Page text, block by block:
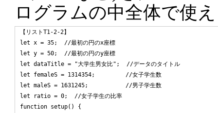
ログラムの中全体で使
【リストT1-2-2】
let x = 35;  //最初の円のx座標
let y = 50;  //最初の円のy座標
let dataTitle = "大学生男女比";  //データのタイトル
let femaleS = 1314354;         //女子学生数
let maleS = 1631245;           //男子学生数
let ratio = 0;  //女子学生の比率
function setup() {